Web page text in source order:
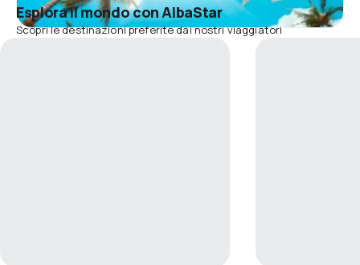
Esplora il mondo con AlbaStar
Scopri le destinazioni preferite dai nostri viaggiatori